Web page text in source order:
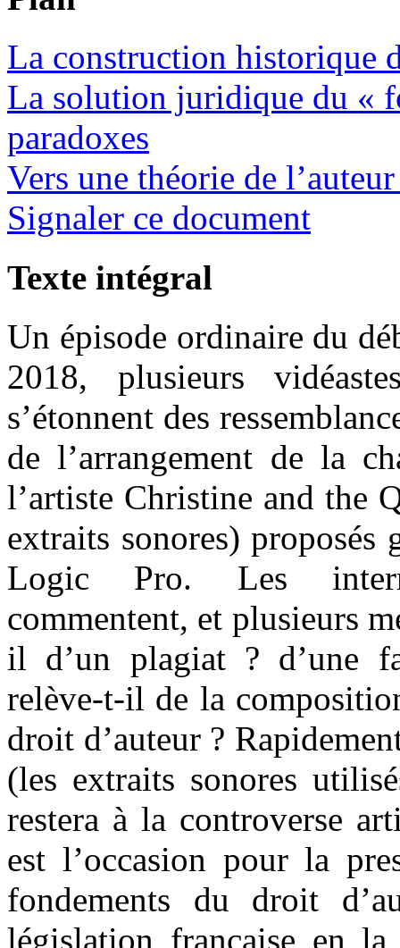
La construction historique
La solution juridique du «
paradoxes
Vers une théorie de
Signaler ce document
Texte intégral
Un épisode ordinaire du
2018, plusieurs
s’étonnent des
de l’arrangement de la
l’artiste Christine and the
extraits sonores)
Logic Pro. Les
commentent, et plusieurs
il d’un plagiat ? d’une
relève-t-il de la
droit d’auteur ?
(les extraits sonores
restera à la controverse
est l’occasion pour la
fondements du droit
législation française en la